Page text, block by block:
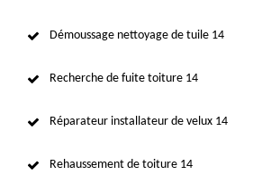
Démoussage nettoyage de tuile 14
Recherche de fuite toiture 14
Réparateur installateur de velux 14
Rehaussement de toiture 14